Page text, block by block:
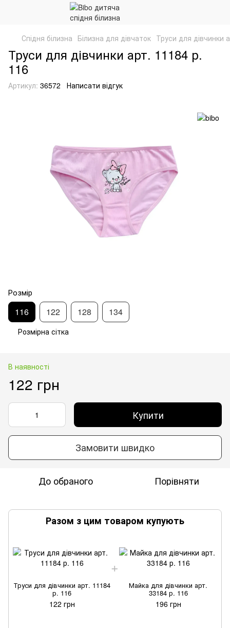
Спідня білизна Білизна для дівчаток Труси для дівчинки
Труси для дівчинки арт. 11184 р.
116
Артикул: 36572 Написати відгук
Розмір
116 122 128 134
Розмірна сітка
В наявності
122 грн
Купити
Замовити швидко
До обраного Порівняти
Разом з цим товаром купують
Труси для дівчинки арт. 11184
р. 116
122 грн
Майка для дівчинки арт.
33184 р. 116
196 грн